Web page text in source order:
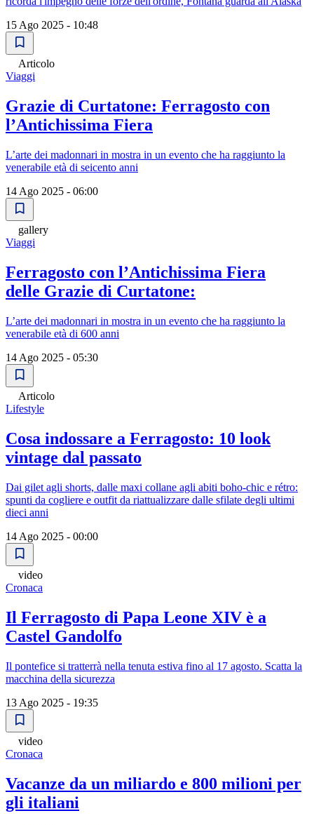
15 Ago 2025 - 10:48
Articolo
Viaggi
Grazie di Curtatone: Ferragosto con
l’Antichissima Fiera
L’arte dei madonnari in mostra in un evento che ha raggiunto la
venerabile età di seicento anni
14 Ago 2025 - 06:00
gallery
Viaggi
Ferragosto con l’Antichissima Fiera
delle Grazie di Curtatone:
L’arte dei madonnari in mostra in un evento che ha raggiunto la
venerabile età di 600 anni
14 Ago 2025 - 05:30
Articolo
Lifestyle
Cosa indossare a Ferragosto: 10 look
vintage dal passato
Dai gilet agli shorts, dalle maxi collane agli abiti boho-chic e rétro:
spunti da cogliere e outfit da riattualizzare dalle sfilate degli ultimi
dieci anni
14 Ago 2025 - 00:00
video
Cronaca
Il Ferragosto di Papa Leone XIV è a
Castel Gandolfo
Il pontefice si tratterrà nella tenuta estiva fino al 17 agosto. Scatta la
macchina della sicurezza
13 Ago 2025 - 19:35
video
Cronaca
Vacanze da un miliardo e 800 milioni per
gli italiani